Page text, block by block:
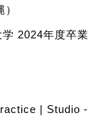
2024年度卒業
| Studio -